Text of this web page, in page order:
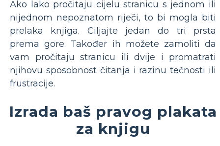
Ako lako pročitaju cijelu stranicu s jednom ili
nijednom nepoznatom riječi, to bi mogla biti
prelaka knjiga. Ciljajte jedan do tri prsta
prema gore. Također ih možete zamoliti da
vam pročitaju stranicu ili dvije i promatrati
njihovu sposobnost čitanja i razinu tečnosti ili
frustracije.
Izrada baš pravog plakata
za knjigu